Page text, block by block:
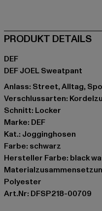
PRODUKT DETAILS
DEF
DEF JOEL Sweatpant
Anlass: Street, Alltag,
Verschlussarten:
Schnitt: Locker
Marke: DEF
Kat.: Jogginghosen
Farbe: schwarz
Hersteller Farbe: black
Polyester
Art.Nr: DFSP218-00709